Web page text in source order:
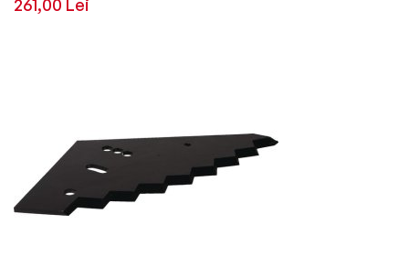
261,00 Lei